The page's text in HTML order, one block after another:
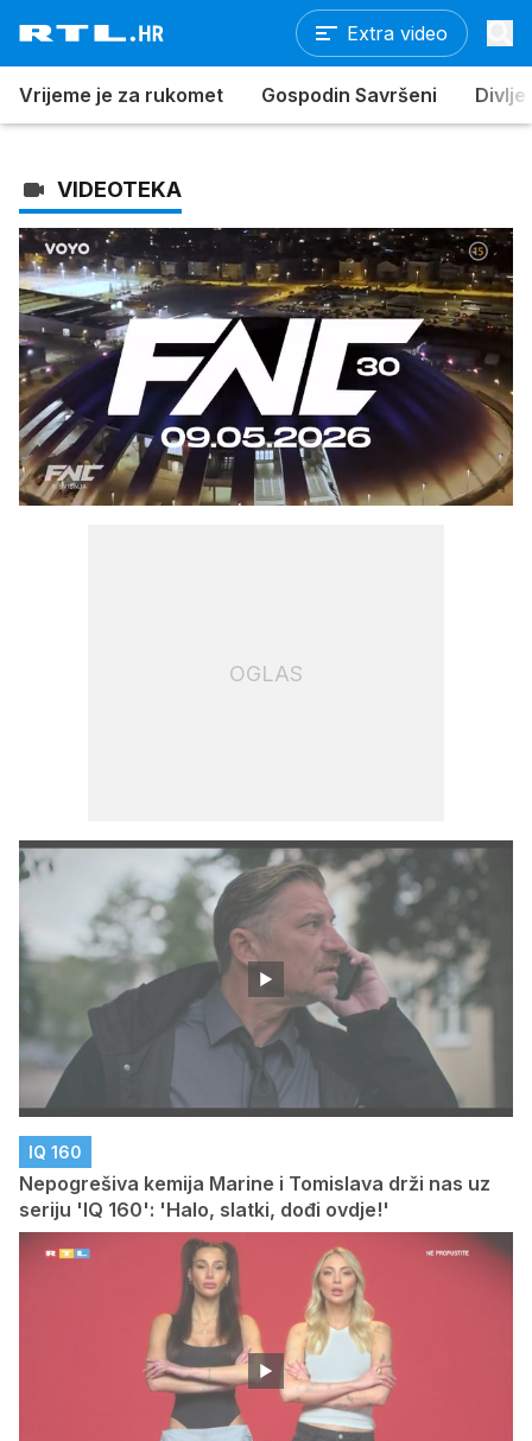
Extra video
Vrijeme je za rukomet Gospodin Savršeni Divlje
VIDEOTEKA
Upali
zvuk
Loaded :
100.00%
OGLAS
IQ 160
Nepogrešiva kemija Marine i Tomislava drži nas uz
seriju 'IQ 160': 'Halo, slatki, dođi ovdje!'